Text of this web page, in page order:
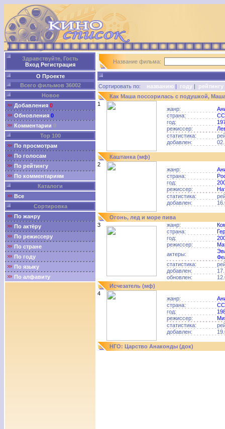
Здравствуйте, Гость
Вход Регистрация
О Проекте
Всего фильмов 36002
Новое
Добавления 0
Обновления 0
Комментарии 0
Top 100
По просмотрам
По голосам
По рейтингу
По комментариям
Каталоги
Все
Сортировка
По жанру
По актёру
По режиссеру
По стране
По году
По языку
По алфавиту
Название фильма:
Сортировать по: названию | году | рейтингу
Как Маша поссорилась с подушкой,
1
жанр:
страна:
год:
режиссер:
статистика:
добавлен:
Каштанка (мф)
2
жанр:
страна:
год:
режиссер:
статистика:
добавлен:
Огонь, лед и море пива
3
жанр:
страна:
год:
режиссер:
актеры:
статистика:
добавлен:
обновлен:
Исчезатель (мф)
4
жанр:
страна:
год:
режиссер:
статистика:
добавлен:
НГО: Царство Анаконды (док)